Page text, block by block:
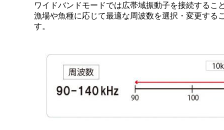
ワイドバンドモードでは広帯域振動子を接続するこ
漁場や魚種に応じて最適な周波数を選択・変更する
す。